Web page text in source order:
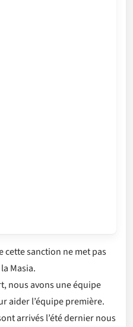
sanction ne met pas
Masia.
nous avons une équipe
aider l’équipe première.
arrivés l’été dernier nous